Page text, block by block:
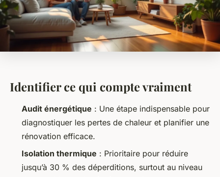
Identifier ce qui compte vraiment
Audit énergétique : Une étape indispensable pour
diagnostiquer les pertes de chaleur et planifier une
rénovation efficace.
Isolation thermique : Prioritaire pour réduire
jusqu’à 30 % des déperditions, surtout au niveau